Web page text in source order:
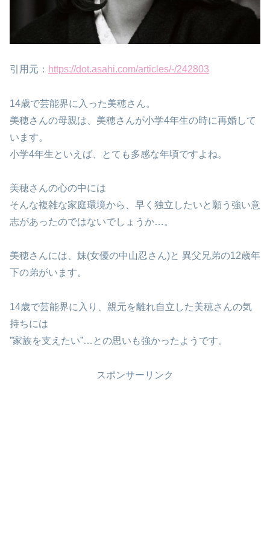
引用元： https://dot.asahi.com/articles/-/242803
14歳で芸能界に入った美穂さん。
美穂さんの母親は、美穂さんが小学4年生の時に再婚して
います。
小学4年生といえば、とても多感な年頃ですよね。
美穂さんの心の中には
そんな複雑な家庭環境から、早く独立したいと願う強い意
志があったのではないでしょうか…。
美穂さんには、妹(女優の中山忍さん)と 異父兄弟の12歳年
下の弟がいます。
14歳で芸能界に入り、親元を離れ自立した美穂さんの気
持ちには
”家族を支えたい”…との思いも強かったようです。
スポンサーリンク